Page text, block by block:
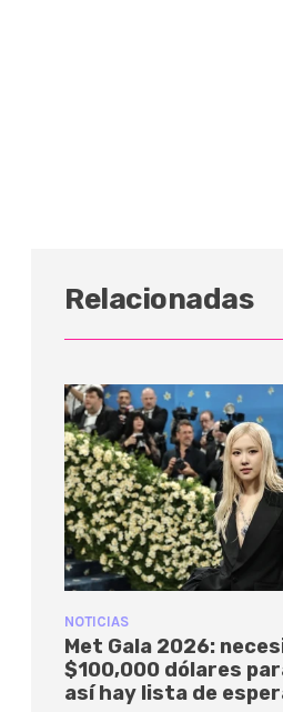
Relacionadas
NOTICIAS
Met Gala 2026:
$100,000 dólares
así hay lista de